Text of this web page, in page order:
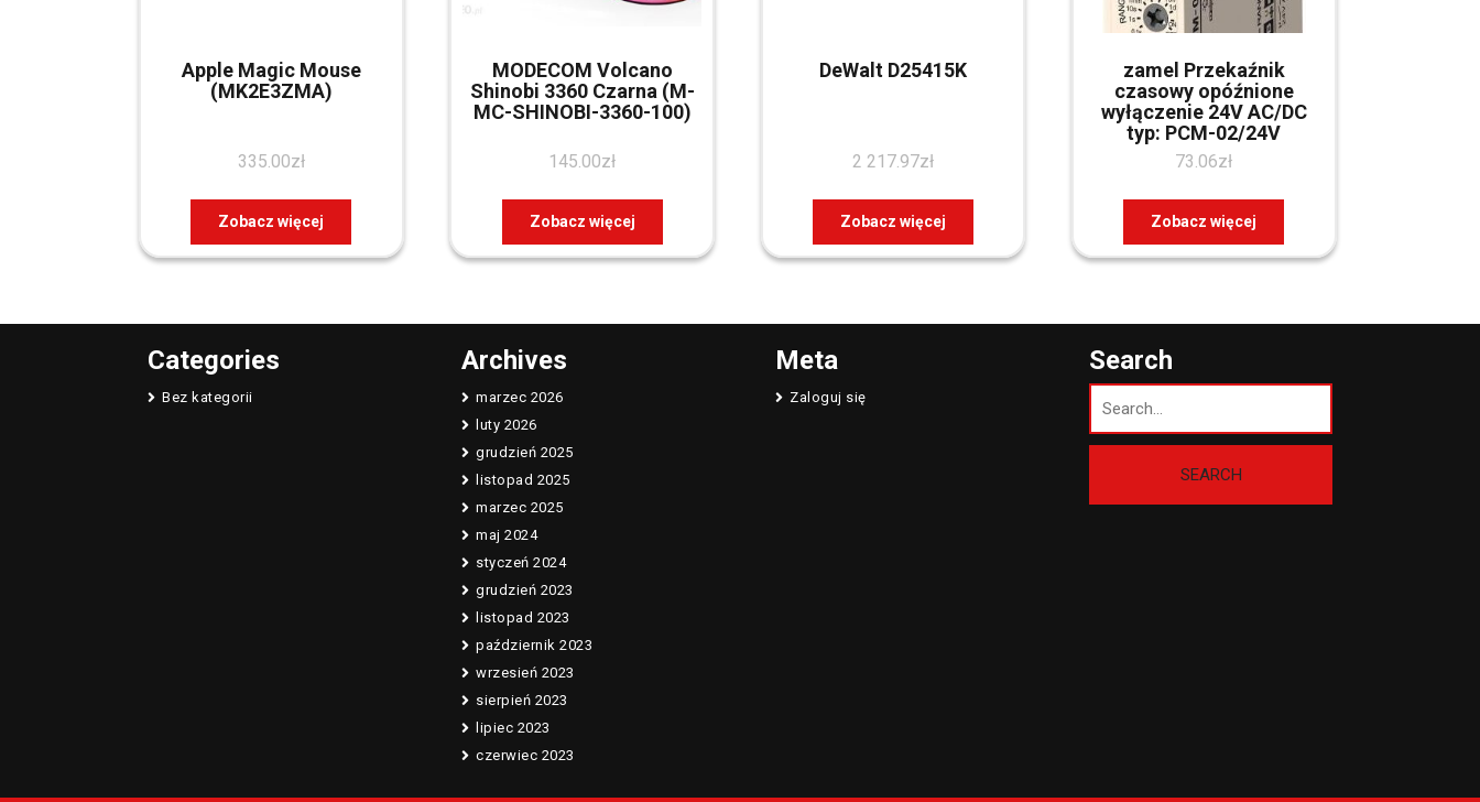
Apple Magic Mouse
(MK2E3ZMA)
335.00zł
Zobacz więcej
MODECOM Volcano
Shinobi 3360 Czarna (M-
MC-SHINOBI-3360-100)
145.00zł
Zobacz więcej
DeWalt D25415K
2 217.97zł
Zobacz więcej
zamel Przekaźnik
czasowy opóźnione
wyłączenie 24V AC/DC
typ: PCM-02/24V
73.06zł
Zobacz więcej
Categories
Bez kategorii
Archives
marzec 2026
luty 2026
grudzień 2025
listopad 2025
marzec 2025
maj 2024
styczeń 2024
grudzień 2023
listopad 2023
październik 2023
wrzesień 2023
sierpień 2023
lipiec 2023
czerwiec 2023
Meta
Zaloguj się
Search